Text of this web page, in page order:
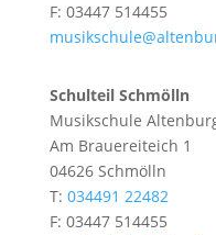
F: 03447 514455
Schulteil Schmölln
Musikschule
Am Brauereiteich 1
04626 Schmölln
T: 034491 22482
F: 03447 514455